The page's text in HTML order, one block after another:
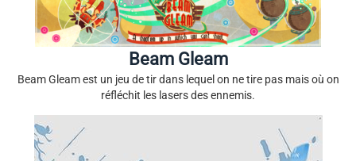
Beam Gleam
Beam Gleam est un jeu de tir dans lequel on ne tire pas mais où on
réfléchit les lasers des ennemis.